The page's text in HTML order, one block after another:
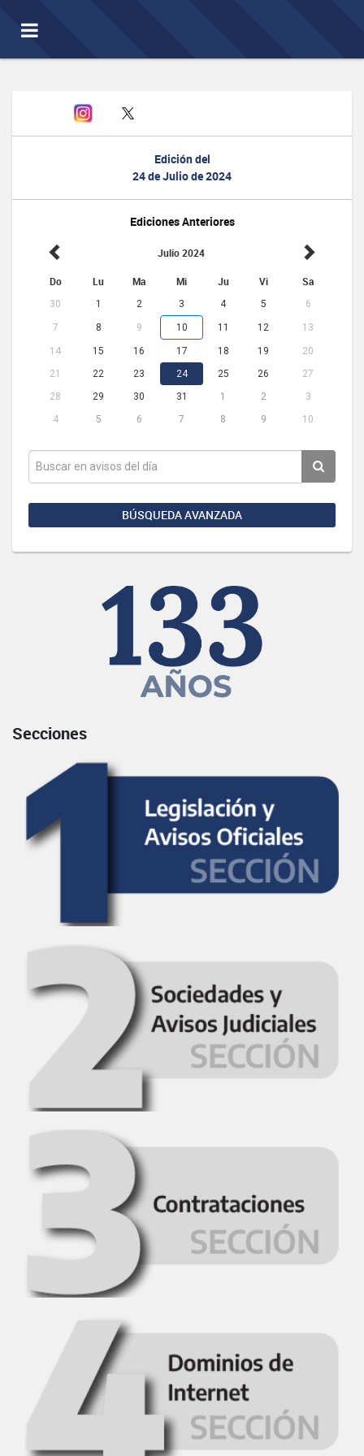
Toggle
navigation
Edición del
24 de Julio de 2024
Ediciones Anteriores
Julio 2024
Do Lu Ma Mi Ju Vi Sa
30 1 2 3 4 5 6
7 8 9 10 11 12 13
14 15 16 17 18 19
20
21
22 23 24 25 26
27
28
29 30 31 1 2
3
4
5 6 7 8 9 10
BÚSQUEDA AVANZADA
Secciones